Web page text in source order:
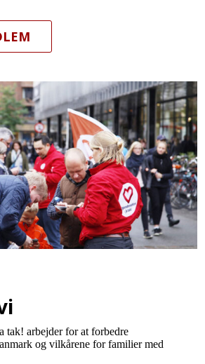
tak! arbejder for at forbedre
og vilkårene for familier med